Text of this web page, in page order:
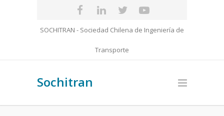
SOCHITRAN - Sociedad Chilena de Ingeniería de
Transporte
Sochitran